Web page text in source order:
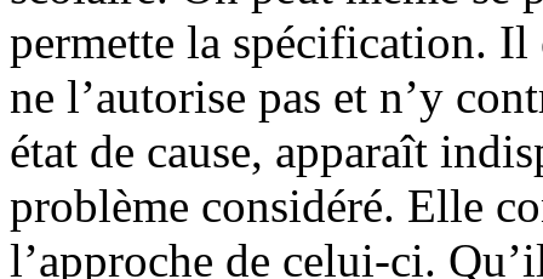
permette la spécification. Il
ne l’autorise pas et n’y
état de cause, apparaît
problème considéré. Elle
l’approche de celui-ci.